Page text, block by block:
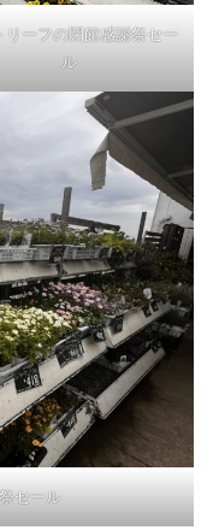
リーフの閉館感謝祭セー
ル
セール